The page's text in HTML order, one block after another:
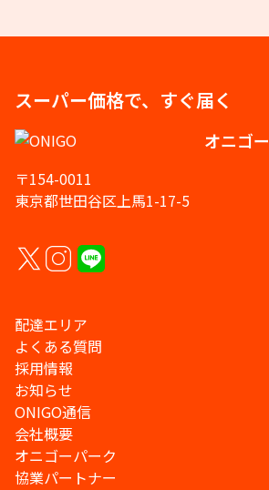
スーパー価格で、すぐ届く
オニゴー
〒154-0011
東京都世田谷区上馬1-17-5
配達エリア
よくある質問
採用情報
お知らせ
ONIGO通信
会社概要
オニゴーパーク
協業パートナー